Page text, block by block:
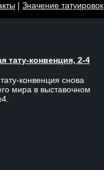
| Значение татуировок
тату-конвенция, 2-4
конвенция снова
мира в выставочном